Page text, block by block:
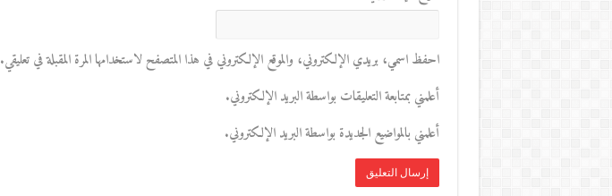
احفظ اسمي، بريدي الإلكتروني، والموقع الإلكتروني في هذا المتصفح لاستخدامها المرة المقبلة في تعليقي.
أعلمني بمتابعة التعليقات بواسطة البريد الإلكتروني.
أعلمني بالمواضيع الجديدة بواسطة البريد الإلكتروني.